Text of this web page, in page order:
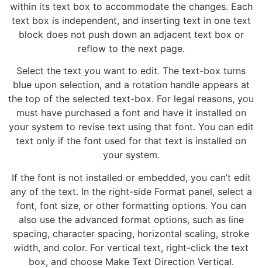
within its text box to accommodate the changes. Each
text box is independent, and inserting text in one text
block does not push down an adjacent text box or
reflow to the next page.
Select the text you want to edit. The text-box turns
blue upon selection, and a rotation handle appears at
the top of the selected text-box. For legal reasons, you
must have purchased a font and have it installed on
your system to revise text using that font. You can edit
text only if the font used for that text is installed on
your system.
If the font is not installed or embedded, you can’t edit
any of the text. In the right-side Format panel, select a
font, font size, or other formatting options. You can
also use the advanced format options, such as line
spacing, character spacing, horizontal scaling, stroke
width, and color. For vertical text, right-click the text
box, and choose Make Text Direction Vertical.